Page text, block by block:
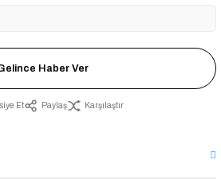
Haber Ver
Et Paylaş Karşılaştır